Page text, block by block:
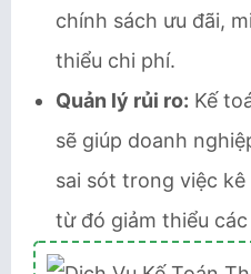
chính sách ưu đãi,
thiểu chi phí.
Quản lý rủi ro: Kế
sẽ giúp doanh
sai sót trong việc
từ đó giảm thiểu